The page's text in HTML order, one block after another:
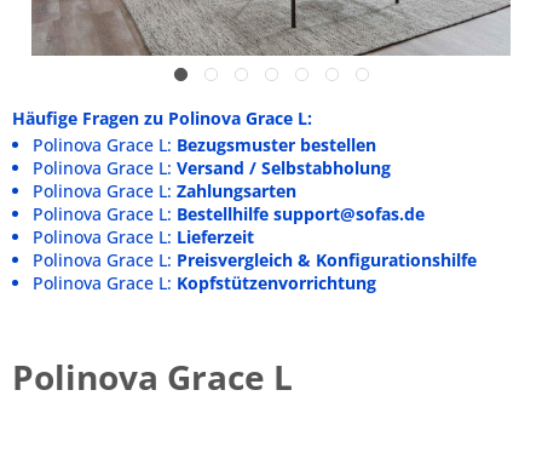
Häufige Fragen zu Polinova Grace L:
Polinova Grace L: Bezugsmuster bestellen
Polinova Grace L: Versand / Selbstabholung
Polinova Grace L: Zahlungsarten
Polinova Grace L: Bestellhilfe support@sofas.de
Polinova Grace L: Lieferzeit
Polinova Grace L: Preisvergleich & Konfigurationshilfe
Polinova Grace L: Kopfstützenvorrichtung
Polinova Grace L